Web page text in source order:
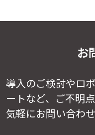
お
導入のご検討やロ
ートなど、 ご不明
気軽にお問い合わ